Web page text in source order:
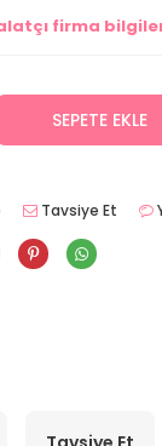
firma
SEPETE EKLE
Tavsiye Et